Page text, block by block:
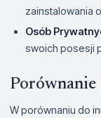
zainstalowania
Osób
swoich posesji
Porównanie
W porównaniu do